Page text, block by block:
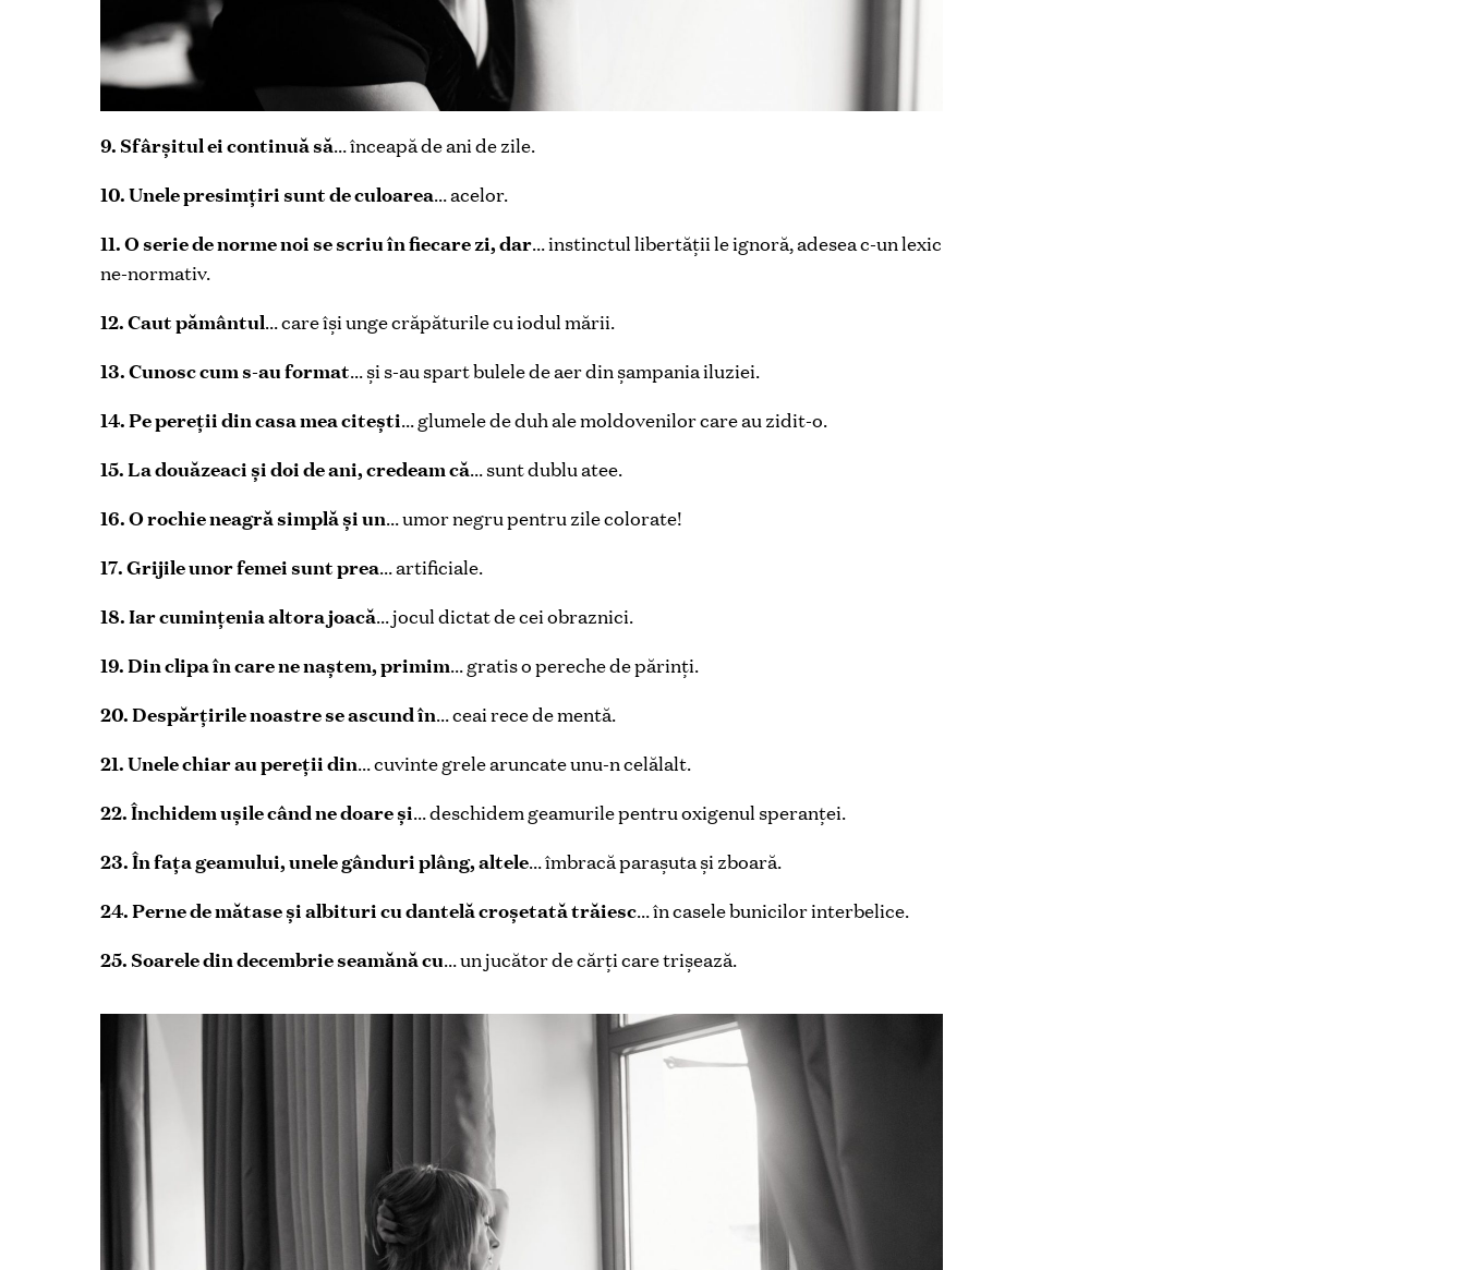
9. Sfârșitul ei continuă să… înceapă de ani de zile.
10. Unele presimţiri sunt de culoarea… acelor.
11. O serie de norme noi se scriu în fiecare zi, dar… instinctul libertăţii le ignoră, adesea c-un lexic
ne-normativ.
12. Caut pământul… care își unge crăpăturile cu iodul mării.
13. Cunosc cum s-au format… și s-au spart bulele de aer din șampania iluziei.
14. Pe pereţii din casa mea citești… glumele de duh ale moldovenilor care au zidit-o.
15. La douăzeaci și doi de ani, credeam că… sunt dublu atee.
16. O rochie neagră simplă și un… umor negru pentru zile colorate!
17. Grijile unor femei sunt prea… artificiale.
18. Iar cuminţenia altora joacă… jocul dictat de cei obraznici.
19. Din clipa în care ne naștem, primim… gratis o pereche de părinţi.
20. Despărţirile noastre se ascund în… ceai rece de mentă.
21. Unele chiar au pereţii din… cuvinte grele aruncate unu-n celălalt.
22. Închidem ușile când ne doare și… deschidem geamurile pentru oxigenul speranţei.
23. În faţa geamului, unele gânduri plâng, altele… îmbracă parașuta și zboară.
24. Perne de mătase și albituri cu dantelă croșetată trăiesc… în casele bunicilor interbelice.
25. Soarele din decembrie seamănă cu… un jucător de cărţi care trișează.